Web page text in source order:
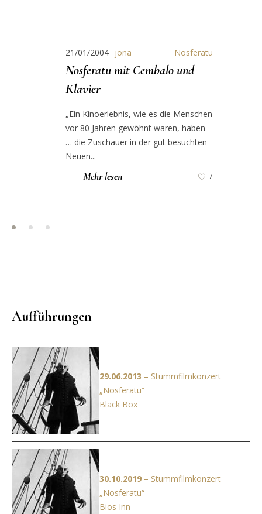
21/01/2004 jona Nosferatu
Nosferatu mit Cembalo und
Klavier
„Ein Kinoerlebnis, wie es die Menschen
vor 80 Jahren gewöhnt waren, haben
… die Zuschauer in der gut besuchten
Neuen...
Mehr lesen 7
Aufführungen
29.06.2013 – Stummfilmkonzert
„Nosferatu“
Black Box
30.10.2019 – Stummfilmkonzert
„Nosferatu“
Bios Inn